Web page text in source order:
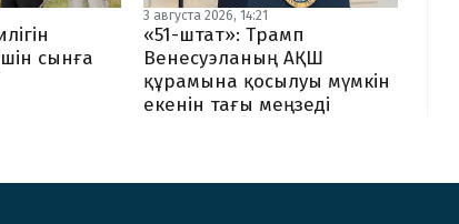
сынға
3 августа 2026, 14:21
«51-штат»: Трамп
Венесуэланың АҚШ
құрамына қосылуы мүмкін
екенін тағы меңзеді